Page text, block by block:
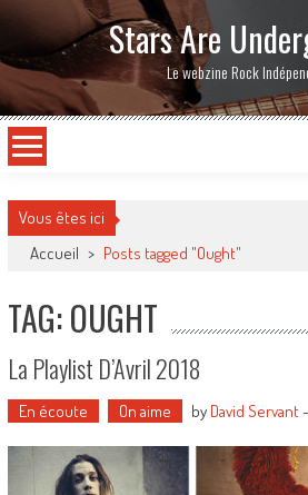
Stars Are
Le webzine Rock
Vous êtes ici
Accueil > Posts tagged "Ought"
TAG: OUGHT
La Playlist D’Avril 2018
En écoute On aime by David Servant-